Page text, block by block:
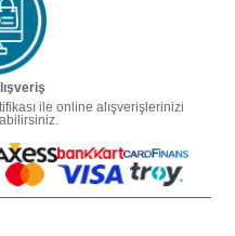
ile online alışverişlerinizi